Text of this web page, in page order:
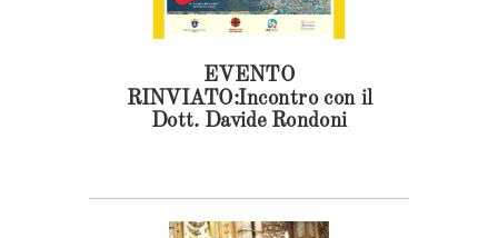
EVENTO
RINVIATO:Incontro con il
Dott. Davide Rondoni